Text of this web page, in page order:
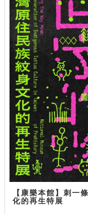
【康樂本館】刺一
化的再生特展